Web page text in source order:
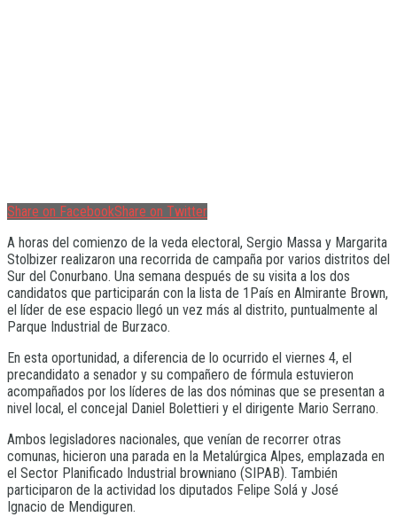
Share on FacebookShare on Twitter
A horas del comienzo de la veda electoral, Sergio Massa y Margarita
Stolbizer realizaron una recorrida de campaña por varios distritos del
Sur del Conurbano. Una semana después de su visita a los dos
candidatos que participarán con la lista de 1País en Almirante Brown,
el líder de ese espacio llegó un vez más al distrito, puntualmente al
Parque Industrial de Burzaco.
En esta oportunidad, a diferencia de lo ocurrido el viernes 4, el
precandidato a senador y su compañero de fórmula estuvieron
acompañados por los líderes de las dos nóminas que se presentan a
nivel local, el concejal Daniel Bolettieri y el dirigente Mario Serrano.
Ambos legisladores nacionales, que venían de recorrer otras
comunas, hicieron una parada en la Metalúrgica Alpes, emplazada en
el Sector Planificado Industrial browniano (SIPAB). También
participaron de la actividad los diputados Felipe Solá y José
Ignacio de Mendiguren.